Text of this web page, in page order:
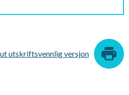
utskriftsvennlig versjon